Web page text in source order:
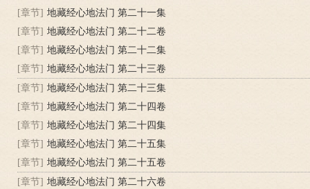
[章节] 地藏经心地法门 第二十一集
[章节] 地藏经心地法门 第二十二卷
[章节] 地藏经心地法门 第二十二集
[章节] 地藏经心地法门 第二十三卷
[章节] 地藏经心地法门 第二十三集
[章节] 地藏经心地法门 第二十四卷
[章节] 地藏经心地法门 第二十四集
[章节] 地藏经心地法门 第二十五集
[章节] 地藏经心地法门 第二十五卷
[章节] 地藏经心地法门 第二十六卷